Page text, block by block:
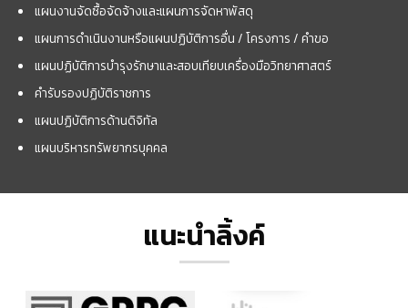
แผนงานจัดซื้อจัดจ้างและแผนการจัดหาพัสดุ
แผนการดำเนินงานหรือแผนปฏิบัติการอื่น / โครงการ / คำขอ
แผนปฏิบัติการบำรุงรักษาและสอบเทียบเครื่องมือวิทยาศาสตร์
คำรับรองปฏิบัติราชการ
แผนปฏิบัติการด้านดิจิทัล
แผนบริหารทรัพยากรบุคคล
แนะนำลิ้งค์